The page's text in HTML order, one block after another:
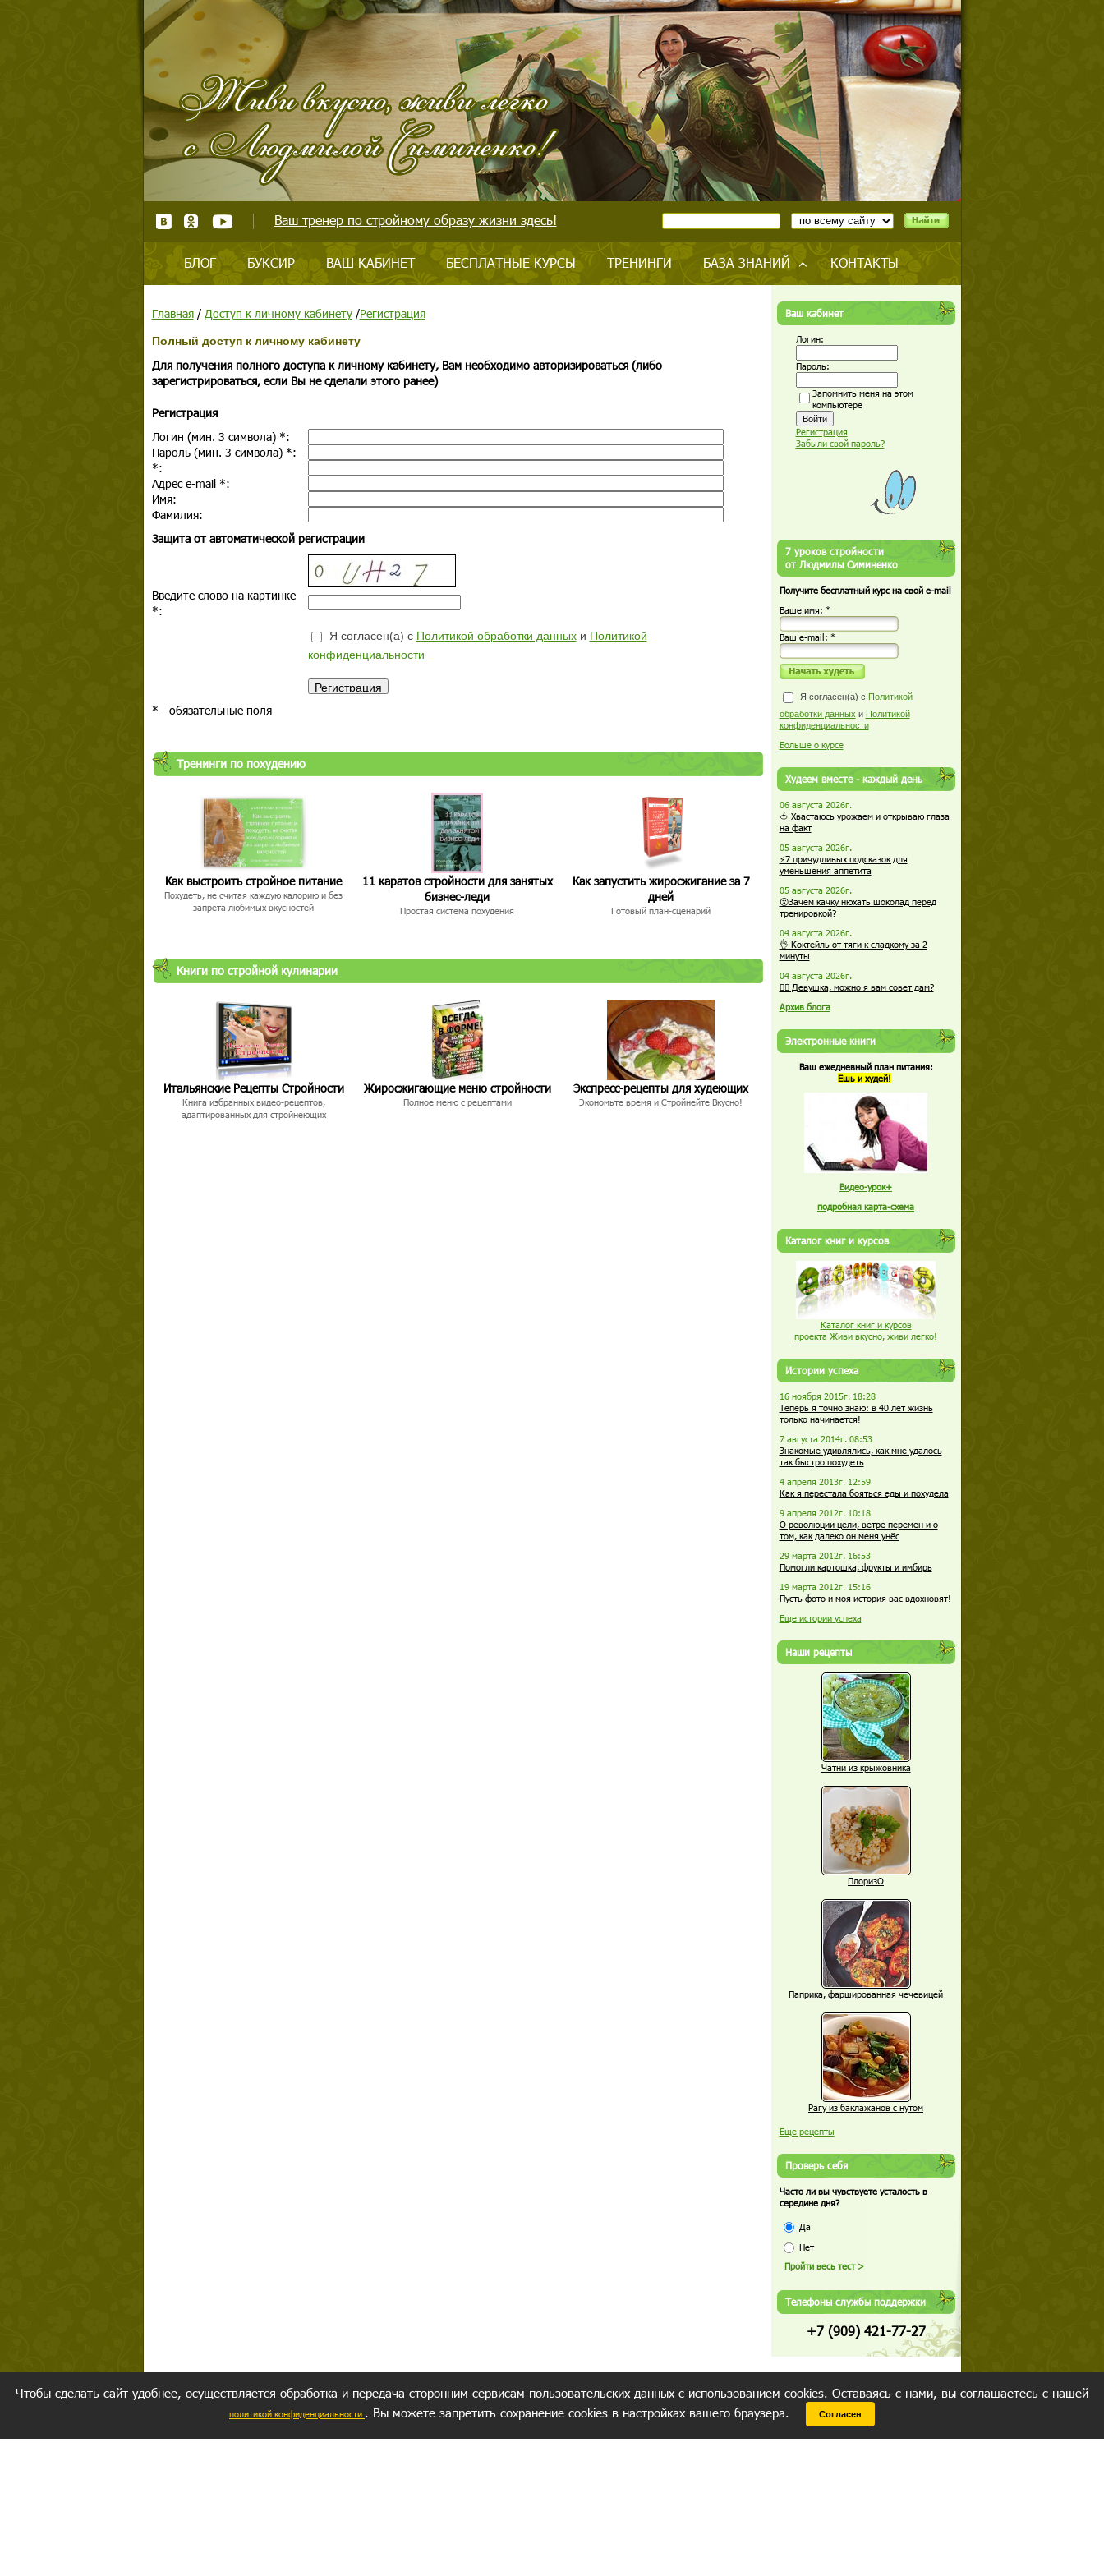
Ваш тренер по стройному образу жизни здесь!
БЛОГ БУКСИР ВАШ КАБИНЕТ БЕСПЛАТНЫЕ КУРСЫ ТРЕНИНГИ БАЗА ЗНАНИЙ КОНТАКТЫ
Главная/ Доступ к личному кабинету/Регистрация
Полный доступ к личному кабинету
Для получения полного доступа к личному кабинету, Вам необходимо авторизироваться (либо
зарегистрироваться, если Вы не сделали этого ранее)
Регистрация
Логин (мин. 3 символа) *:
Пароль (мин. 3 символа) *:
*:
Адрес e-mail *:
Имя:
Фамилия:
Защита от автоматической регистрации
Введите слово на картинке
*:
Я согласен(а) с Политикой обработки данныхи Политикой
конфиденциальности
* - обязательные поля
Тренинги по похудению
Как выстроить стройное питание
Похудеть, не считая каждую калорию и без
запрета любимых вкусностей
11 каратов стройности для занятых
бизнес-леди
Простая система похудения
Как запустить жиросжигание за 7
дней
Готовый план-сценарий
Книги по стройной кулинарии
Итальянские Рецепты Стройности
Книга избранных видео-рецептов,
адаптированных для стройнеющих
Жиросжигающие меню стройности
Полное меню с рецептами
Экспресс-рецепты для худеющих
Экономьте время и Стройнейте Вкусно!
Ваш кабинет
Логин:
Пароль:
Запомнить меня на этом
компьютере
Регистрация
Забыли свой пароль?
7 уроков стройности
от Людмилы Симиненко
Получите бесплатный курс на свой e-mail
Ваше имя: *
Ваш е-mail: *
Я согласен(а) с Политикой
обработки данных и Политикой
конфиденциальности
Больше о курсе
Худеем вместе - каждый день
06 августа 2026г.
🍅 Хвастаюсь урожаем и открываю глаза
на факт
05 августа 2026г.
⚡7 причудливых подсказок для
уменьшения аппетита
05 августа 2026г.
😮Зачем качку нюхать шоколад перед
тренировкой?
04 августа 2026г.
👌 Коктейль от тяги к сладкому за 2
минуты
04 августа 2026г.
🏋️‍♀️ Девушка, можно я вам совет дам?
Архив блога
Электронные книги
Ваш ежедневный план питания:
Ешь и худей!
Видео-урок+
подробная карта-схема
Каталог книг и курсов
Каталог книг и курсов
проекта Живи вкусно, живи легко!
Истории успеха
16 ноября 2015г. 18:28
Теперь я точно знаю: в 40 лет жизнь
только начинается!
7 августа 2014г. 08:53
Знакомые удивлялись, как мне удалось
так быстро похудеть
4 апреля 2013г. 12:59
Как я перестала бояться еды и похудела
9 апреля 2012г. 10:18
О революции цели, ветре перемен и о
том, как далеко он меня унёс
29 марта 2012г. 16:53
Помогли картошка, фрукты и имбирь
19 марта 2012г. 15:16
Пусть фото и моя история вас вдохновят!
Еще истории успеха
Наши рецепты
Чатни из крыжовника
ПлоризО
Паприка, фаршированная чечевицей
Рагу из баклажанов с нутом
Еще рецепты
Проверь себя
Часто ли вы чувствуете усталость в
середине дня?
Да
Нет
Телефоны службы поддержки
+7 (909) 421-77-27
Чтобы сделать сайт удобнее, осуществляется обработка и передача сторонним сервисам пользовательских данных с использованием cookies. Оставаясь с нами, вы соглашаетесь с нашей
политикой конфиденциальности . Вы можете запретить сохранение cookies в настройках вашего браузера. Согласен